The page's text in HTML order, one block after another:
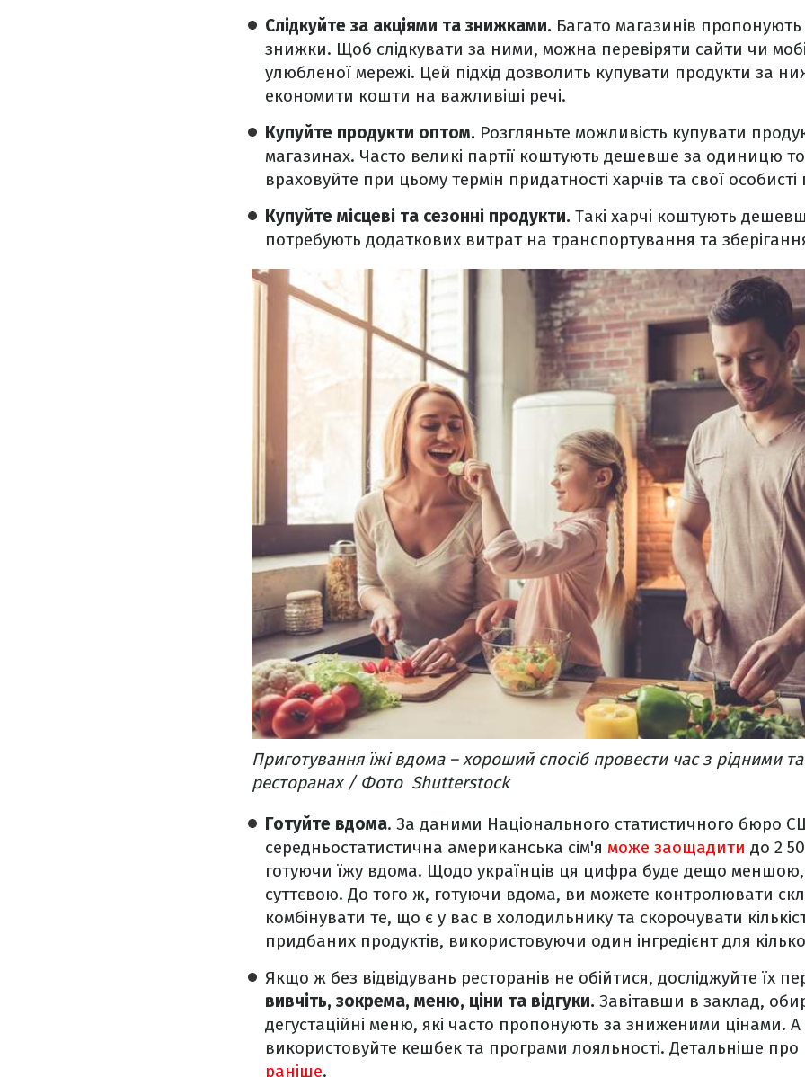
Слідкуйте за акціями та знижками. Багато магазинів
знижки. Щоб слідкувати за ними, можна перевіряти сайти чи
улюбленої мережі. Цей підхід дозволить купувати продукти за
економити кошти на важливіші речі.
Купуйте продукти оптом. Розгляньте можливість купувати
магазинах. Часто великі партії коштують дешевше за одиницю
враховуйте при цьому термін придатності харчів та свої
Купуйте місцеві та сезонні продукти. Такі харчі коштують
потребують додаткових витрат на транспортування та
Приготування їжі вдома – хороший спосіб провести час з рідними
ресторанах / Фото Shutterstock
Готуйте вдома. За даними Національного статистичного бюро
середньостатистична американська сім'я може заощадити до 2
готуючи їжу вдома. Щодо українців ця цифра буде дещо
суттєвою. До того ж, готуючи вдома, ви можете контролювати
комбінувати те, що є у вас в холодильнику та скорочувати
придбаних продуктів, використовуючи один інгредієнт для
Якщо ж без відвідувань ресторанів не обійтися, досліджуйте їх
вивчіть, зокрема, меню, ціни та відгуки. Завітавши в заклад,
дегустаційні меню, які часто пропонують за зниженими цінами.
використовуйте кешбек та програми лояльності. Детальніше
раніше.